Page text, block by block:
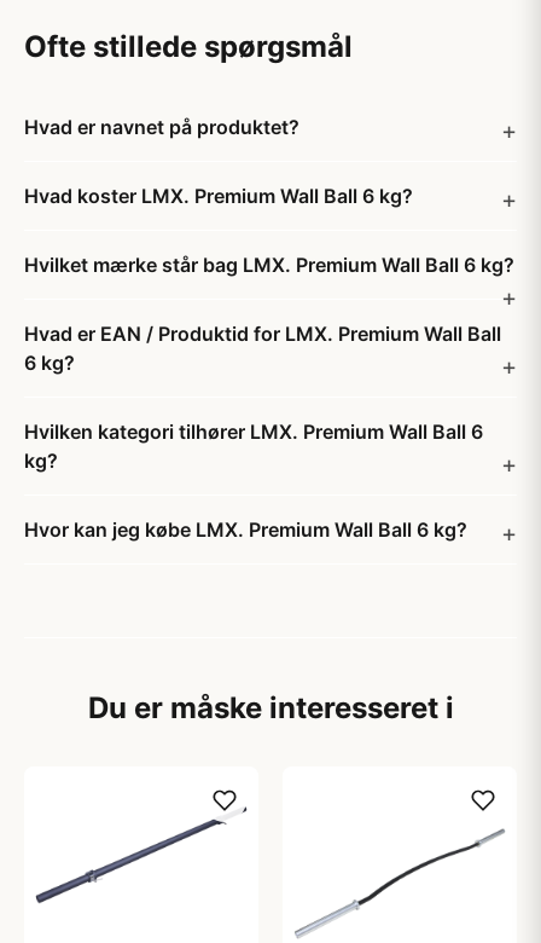
Ofte stillede spørgsmål
Hvad er navnet på produktet?
Hvad koster LMX. Premium Wall Ball 6 kg?
Hvilket mærke står bag LMX. Premium Wall Ball 6 kg?
Hvad er EAN / Produktid for LMX. Premium Wall Ball
6 kg?
Hvilken kategori tilhører LMX. Premium Wall Ball 6
kg?
Hvor kan jeg købe LMX. Premium Wall Ball 6 kg?
Du er måske interesseret i